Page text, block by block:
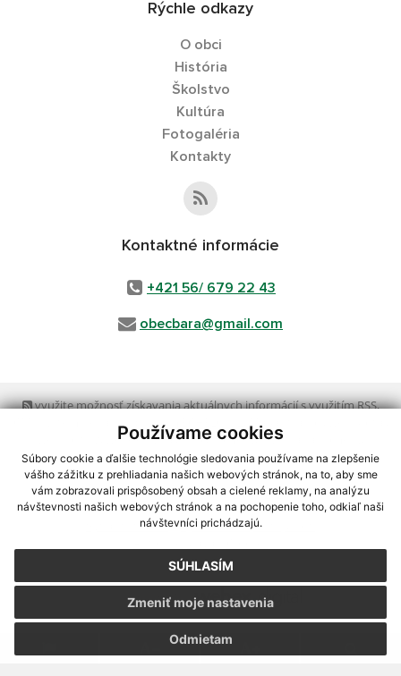
Používame cookies
Súbory cookie a ďalšie technológie sledovania používame na zlepšenie
vášho zážitku z prehliadania našich webových stránok, na to, aby sme
vám zobrazovali prispôsobený obsah a cielené reklamy, na analýzu
návštevnosti našich webových stránok a na pochopenie toho, odkiaľ naši
návštevníci prichádzajú.
SÚHLASÍM
Odmietam
Zmeniť moje nastavenia
Rýchle odkazy
O obci
História
Školstvo
Kultúra
Fotogaléria
Kontakty
Kontaktné informácie
+421 56/ 679 22 43
obecbara@gmail.com
využite možnosť získavania aktuálnych informácií s využitím RSS,
CMS systém (redakčný) systém ECHELON 2, Mapa stránok
webex.digital, s.r.o.,domény,registrácia domény
spoločnosť webex.digital, s.r.o.,technický prevádzkovateľ
Posledná aktualizácia:23.07.2026
Vytlačiť stránku|Vyhlásenie o prístupnosti
webdesign